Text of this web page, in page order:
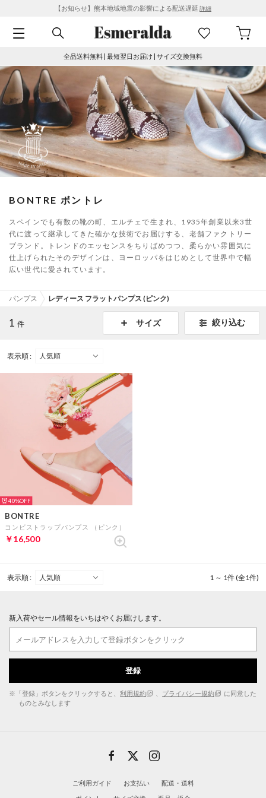
【お知らせ】熊本地域地震の影響による配送遅延 詳細
全品送料無料 | 最短翌日お届け | サイズ交換無料
BONTRE ボントレ
スペインでも有数の靴の町、エルチェで生まれ、1935年創業以来3世
代に渡って継承してきた確かな技術でお届けする、老舗ファクトリー
ブランド。トレンドのエッセンスをちりばめつつ、柔らかい雰囲気に
仕上げられたそのデザインは、ヨーロッパをはじめとして世界中で幅
広い世代に愛されています。
パンプス レディース フラットパンプス (ピンク)
1 件 サイズ 絞り込む
表示順 :
40%
BONTRE
コンビストラップパンプス （ピンク）
￥16,500
表示順 : 1 ～ 1件 (全1件)
新入荷やセール情報をいちはやくお届けします。
登録
※「登録」ボタンをクリックすると、 利用規約 プライバシー規約
に同意した
ものとみなします
ご利用ガイド お支払い
配送・送料